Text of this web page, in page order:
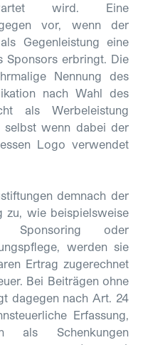
wird. Eine
vor, wenn der
Gegenleistung eine
Sponsors erbringt. Die
Nennung des
nach Wahl des
als Werbeleistung
selbst wenn dabei der
Logo verwendet
demnach der
zu, wie beispielsweise
Sponsoring oder
werden sie
Ertrag zugerechnet
Bei Beiträgen ohne
dagegen nach Art. 24
Erfassung,
als Schenkungen